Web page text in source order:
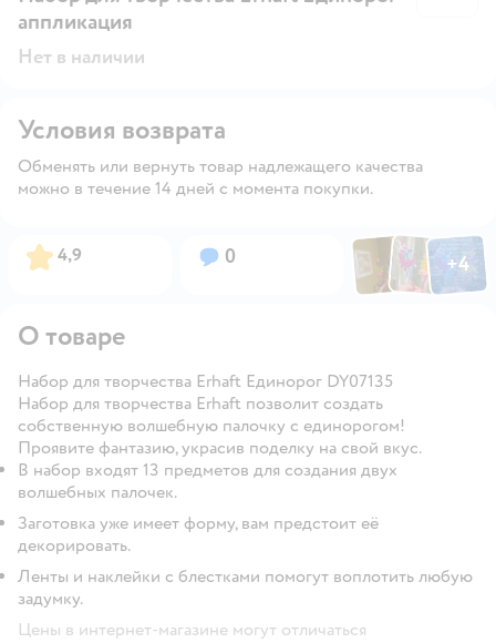
аппликация
Нет в наличии
Условия возврата
Обменять или вернуть товар надлежащего качества
можно в течение 14 дней с момента покупки.
Рейтинг:
4,9 Вопросов:
0 ФотоФотоФото
+4
Открыть
О товаре
Набор для творчества Erhaft Единорог DY07135
Набор для творчества Erhaft позволит создать
собственную волшебную палочку с единорогом!
Проявите фантазию, украсив поделку на свой вкус.
В набор входят 13 предметов для создания двух
волшебных палочек.
Заготовка уже имеет форму, вам предстоит её
декорировать.
Ленты и наклейки с блестками помогут воплотить любую
задумку.
Цены в интернет-магазине могут отличаться